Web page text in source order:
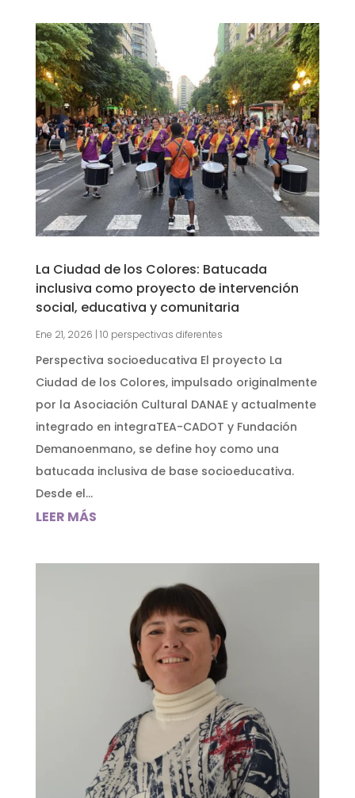
La Ciudad de los Colores: Batucada
inclusiva como proyecto de intervención
social, educativa y comunitaria
Ene 21, 2026 | 10 perspectivas diferentes
Perspectiva socioeducativa El proyecto La
Ciudad de los Colores, impulsado originalmente
por la Asociación Cultural DANAE y actualmente
integrado en integraTEA-CADOT y Fundación
Demanoenmano, se define hoy como una
batucada inclusiva de base socioeducativa.
Desde el...
LEER MÁS